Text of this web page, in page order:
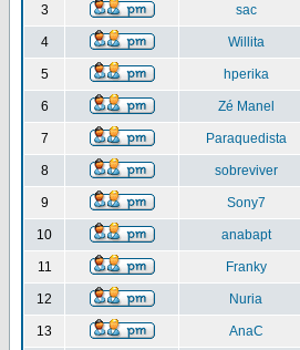
3 sac
4 Willita
5 hperika
6 Zé Manel
7 Paraquedista
8 sobreviver
9 Sony7
10 anabapt
11 Franky
12 Nuria
13 AnaC